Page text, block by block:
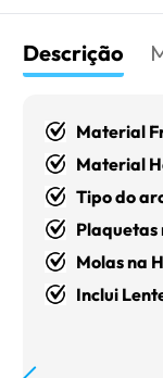
Descrição
Material
Material
Tipo do
Plaquetas
Molas na
Inclui